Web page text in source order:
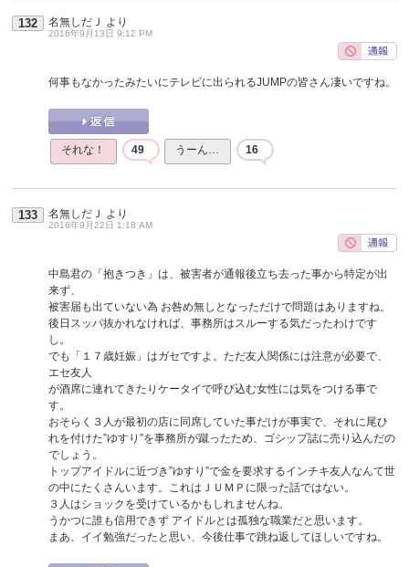
132 名無しだＪ より
2016年9月13日 9:12 PM
何事もなかったみたいにテレビに出られるJUMPの皆さん凄いですね。
それな！ 49 うーん… 16
133 名無しだＪ より
2016年9月22日 1:18 AM
中島君の「抱きつき」は、被害者が通報後立ち去った事から特定が出
来ず、
被害届も出ていない為 お咎め無しとなっただけで問題はありますね。
後日スッパ抜かれなければ、事務所はスルーする気だったわけです
し。
でも「１７歳妊娠」はガセですよ。ただ友人関係には注意が必要で、
エセ友人
が酒席に連れてきたりケータイで呼び込む女性には気をつける事で
す。
おそらく３人が最初の店に同席していた事だけが事実で、それに尾ひ
れを付けた”ゆすり”を事務所が蹴ったため、ゴシップ誌に売り込んだの
でしょう。
トップアイドルに近づき”ゆすり”で金を要求するインチキ友人なんて世
の中にたくさんいます。これはＪＵＭＰに限った話ではない。
３人はショックを受けているかもしれませんね。
うかつに誰も信用できず アイドルとは孤独な職業だと思います。
まあ、イイ勉強だったと思い、今後仕事で跳ね返してほしいですね。